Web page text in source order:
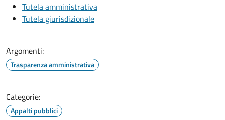
Tutela amministrativa
Tutela giurisdizionale
Argomenti:
Trasparenza amministrativa
Categorie:
Appalti pubblici